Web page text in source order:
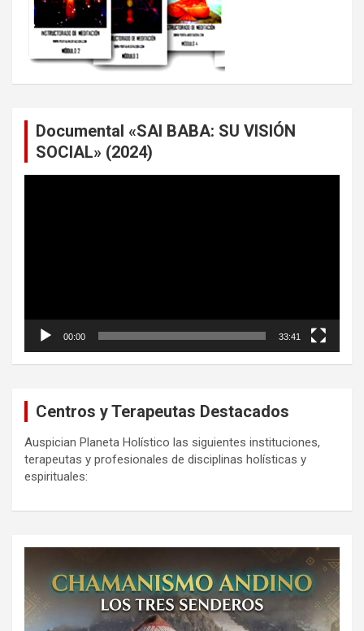
Documental «SAI BABA: SU VISIÓN
SOCIAL» (2024)
00:00 33:41
Centros y Terapeutas Destacados
Auspician Planeta Holístico las siguientes instituciones,
terapeutas y profesionales de disciplinas holísticas y
espirituales: